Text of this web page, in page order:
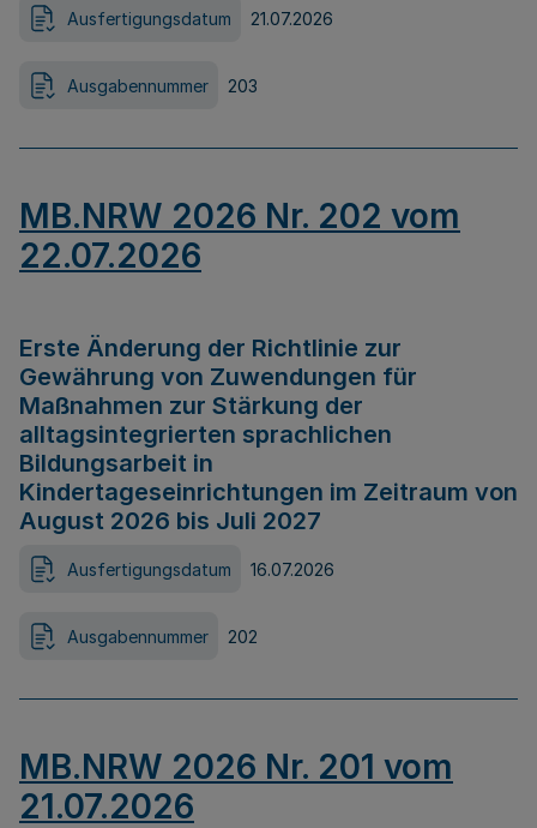
Ausfertigungsdatum 21.07.2026
Ausgabennummer 203
MB.NRW 2026 Nr. 202 vom
22.07.2026
Erste Änderung der Richtlinie zur
Gewährung von Zuwendungen für
Maßnahmen zur Stärkung der
alltagsintegrierten sprachlichen
Bildungsarbeit in
Kindertageseinrichtungen im Zeitraum von
August 2026 bis Juli 2027
Ausfertigungsdatum 16.07.2026
Ausgabennummer 202
MB.NRW 2026 Nr. 201 vom
21.07.2026